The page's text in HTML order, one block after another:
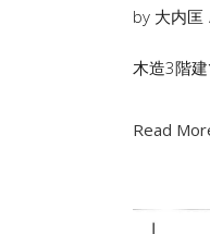
by 大内匡
木造3階
Read